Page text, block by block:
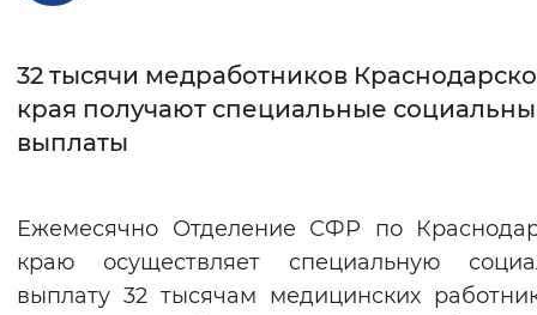
Монохромный
Изображения
Включены Выключены
32 тысячи медработников
края получают специальные
выплаты
Ежемесячно Отделение СФР по
краю осуществляет специальную
выплату 32 тысячам медицинских